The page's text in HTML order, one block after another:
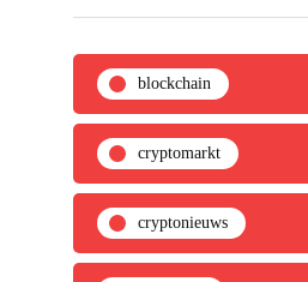
blockchain
cryptomarkt
cryptonieuws